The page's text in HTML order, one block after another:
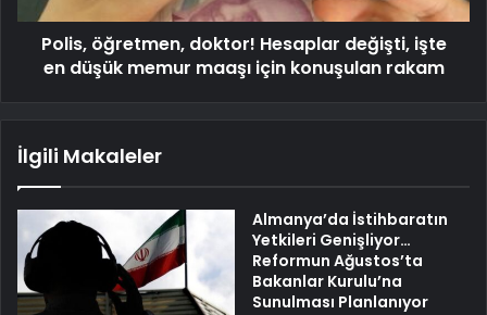
Polis, öğretmen, doktor! Hesaplar değişti, işte
en düşük memur maaşı için konuşulan rakam
İlgili Makaleler
Almanya’da İstihbaratın
Yetkileri Genişliyor…
Reformun Ağustos’ta
Bakanlar Kurulu’na
Sunulması Planlanıyor